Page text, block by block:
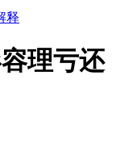
释
理亏还